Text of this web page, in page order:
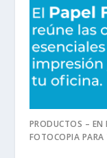
PRODUCTOS – EN
FOTOCOPIA PARA